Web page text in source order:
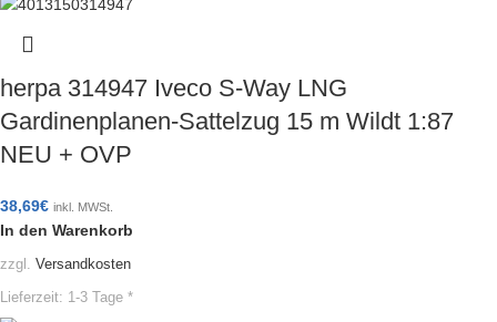
herpa 314947 Iveco S-Way LNG
Gardinenplanen-Sattelzug 15 m Wildt 1:87
NEU + OVP
38,69€ inkl. MWSt.
In den Warenkorb
zzgl. Versandkosten
Lieferzeit: 1-3 Tage *